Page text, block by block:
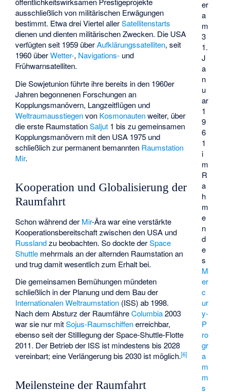
er
a
m
3
1.
J
a
n
u
ar
1
9
6
1
i
m
R
a
h
m
e
n
d
e
s
M
er
c
ur
y-
P
ro
gr
a
m
m
s
ausschließlich von militärischen Erwägungen
bestimmt. Etwa drei Viertel allerSatellitenstarts
dienen und dienten militärischen Zwecken. Die USA
verfügten seit 1959 überAufklärungssatelliten, seit
1960 überWetter-, Navigations- und
Frühwarnsatelliten.
Die Sowjetunion führte ihre bereits in den 1960er
Jahren begonnenen Forschungen an
Kopplungsmanövern, Langzeitflügen und
Weltraumausstiegenvon Kosmonautenweiter, über
die erste RaumstationSaljut 1 bis zu gemeinsamen
Kopplungsmanövern mit den USA 1975 und
schließlich zur permanent bemannten Raumstation
Mir.
Kooperation und Globalisierung der
Raumfahrt
Schon während der Mir-Ära war eine verstärkte
Kooperationsbereitschaft zwischen den USA und
Russlandzu beobachten. So dockte derSpace
Shuttle mehrmals an der alternden Raumstation an
und trug damit wesentlich zum Erhalt bei.
Die gemeinsamen Bemühungen mündeten
schließlich in der Planung und dem Bau der
Internationalen Weltraumstation (ISS) ab 1998.
Nach dem Absturz der RaumfähreColumbia2003
war sie nur mitSojus-Raumschiffenerreichbar,
ebenso seit der Stilllegung der Space-Shuttle-Flotte
2011. Der Betrieb der ISS ist mindestens bis 2028
vereinbart; eine Verlängerung bis 2030 ist möglich.[6]
Meilensteine der Raumfahrt